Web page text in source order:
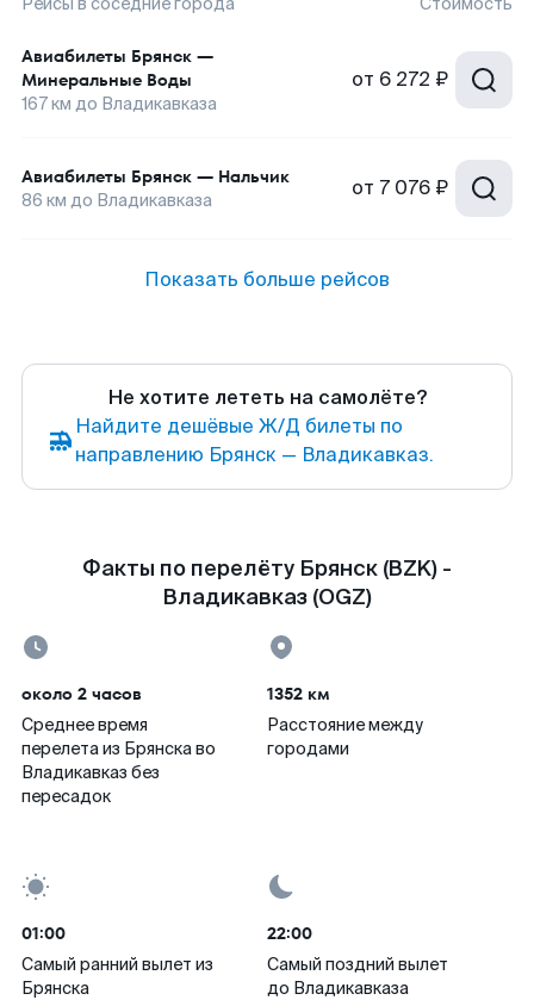
Авиабилеты Брянск —
Минеральные Воды
167км до Владикавказа
от 6 272 ₽
Авиабилеты Брянск — Нальчик
86 км до Владикавказа от 7 076 ₽
Показать больше рейсов
Не хотите лететь на самолёте?
Найдите дешёвые Ж/Д билеты по
направлению Брянск — Владикавказ.
Факты по перелёту Брянск (BZK) -
Владикавказ (OGZ)
около 2 часов
Среднее время
перелета из Брянска во
Владикавказ без
пересадок
1352 км
Расстояние между
городами
01:00
Самый ранний вылет из
Брянска
22:00
Самый поздний вылет
до Владикавказа